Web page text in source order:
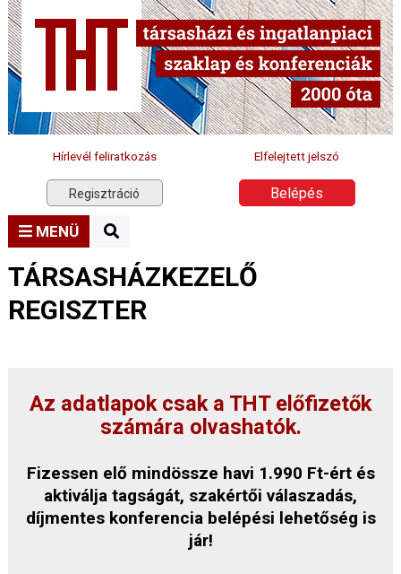
Hírlevél feliratkozás Elfelejtett jelszó
Regisztráció Belépés
MENÜ
TÁRSASHÁZKEZELŐ
REGISZTER
Az adatlapok csak a THT előfizetők
számára olvashatók.
Fizessen elő mindössze havi 1.990 Ft-ért és
aktiválja tagságát, szakértői válaszadás,
díjmentes konferencia belépési lehetőség is
jár!